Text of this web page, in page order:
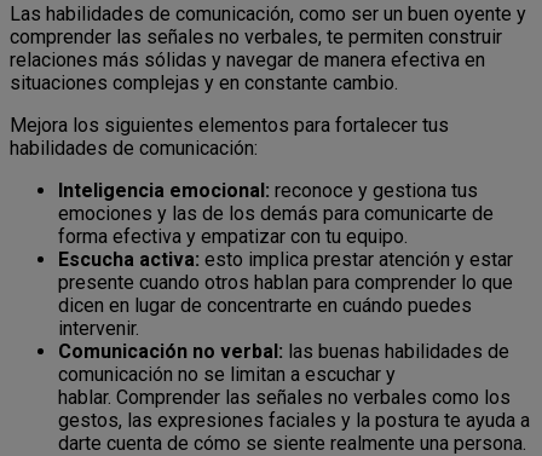
Las habilidades de comunicación, como ser un buen oyente y
comprender las señales no verbales, te permiten construir
relaciones más sólidas y navegar de manera efectiva en
situaciones complejas y en constante cambio.
Mejora los siguientes elementos para fortalecer tus
habilidades de comunicación:
Inteligencia emocional: reconoce y gestiona tus
emociones y las de los demás para comunicarte de
forma efectiva y empatizar con tu equipo.
Escucha activa: esto implica prestar atención y estar
presente cuando otros hablan para comprender lo que
dicen en lugar de concentrarte en cuándo puedes
intervenir.
Comunicación no verbal: las buenas habilidades de
comunicación no se limitan a escuchar y
hablar. Comprender las señales no verbales como los
gestos, las expresiones faciales y la postura te ayuda a
darte cuenta de cómo se siente realmente una persona.